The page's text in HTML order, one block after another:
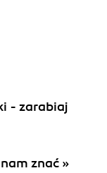
- zarabiaj
znać »